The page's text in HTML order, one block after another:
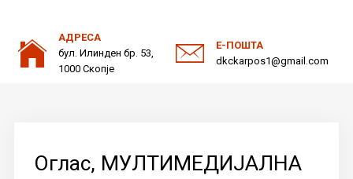
АДРЕСА
бул. Илинден бр. 53,
1000 Скопје
Е-ПОШТА
dkckarpos1@gmail.com
Оглас, МУЛТИМЕДИЈАЛНА